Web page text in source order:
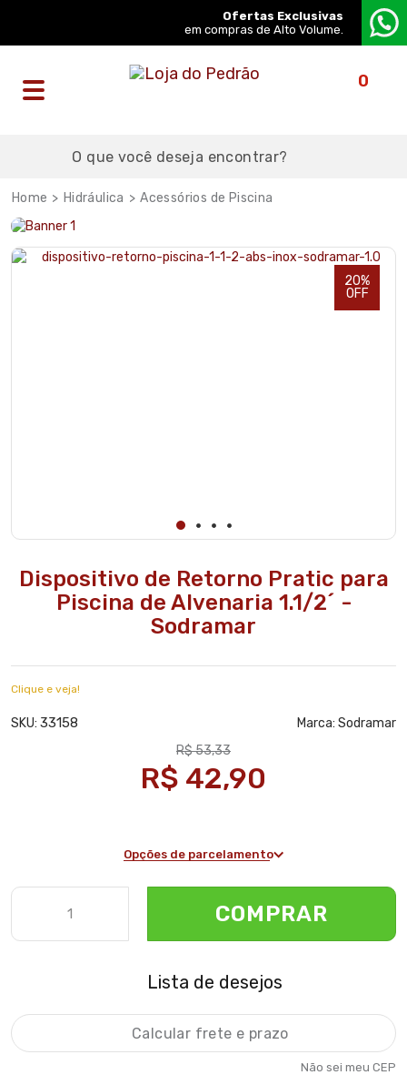
Ofertas Exclusivas
em compras de Alto Volume.
0
Hidráulica Acessórios de Piscina
20%
OFF
Dispositivo de Retorno Pratic para
Piscina de Alvenaria 1.1/2´ -
Sodramar
Clique e veja!
SKU: 33158 Marca: Sodramar
R$ 53,33
R$ 42,90
Opções de parcelamento
COMPRAR
Lista de desejos
Não sei meu CEP